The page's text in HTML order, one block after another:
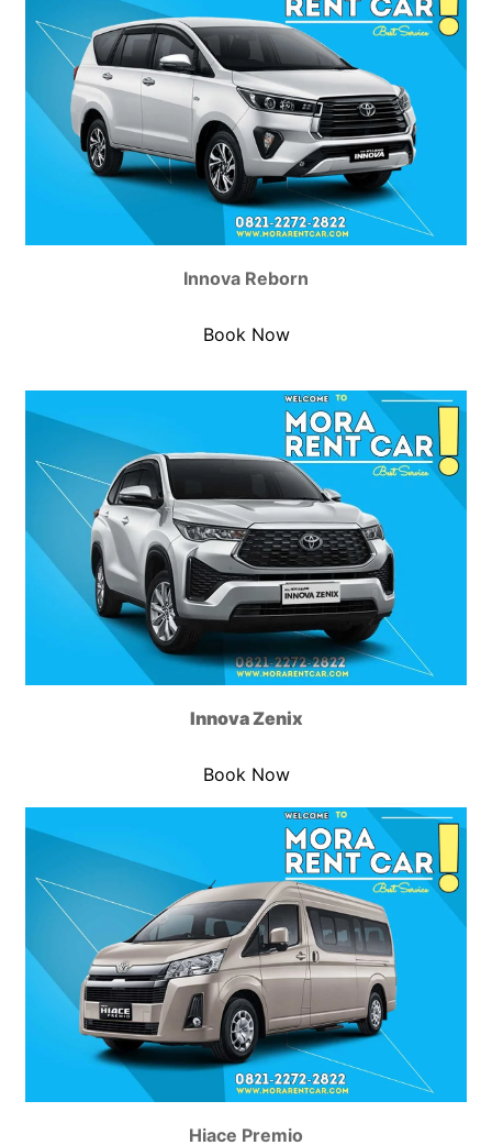
Innova Reborn
Book Now
Innova Zenix
Book Now
Hiace Premio